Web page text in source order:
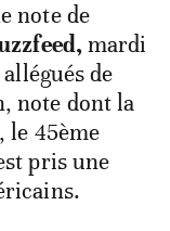
note de
mardi
de
note dont la
le 45ème
pris une